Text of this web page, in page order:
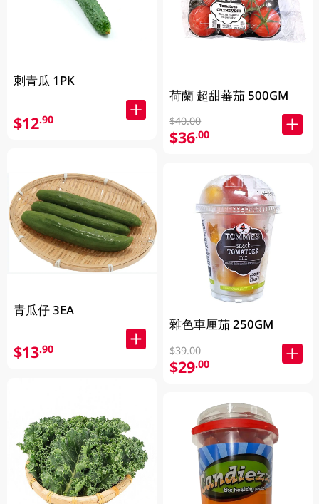
刺青瓜 1PK
$12.90
青瓜仔 3EA
$13.90
荷蘭 超甜蕃茄 500GM
$40.00
$36.00
雜色車厘茄 250GM
$39.00
$29.00